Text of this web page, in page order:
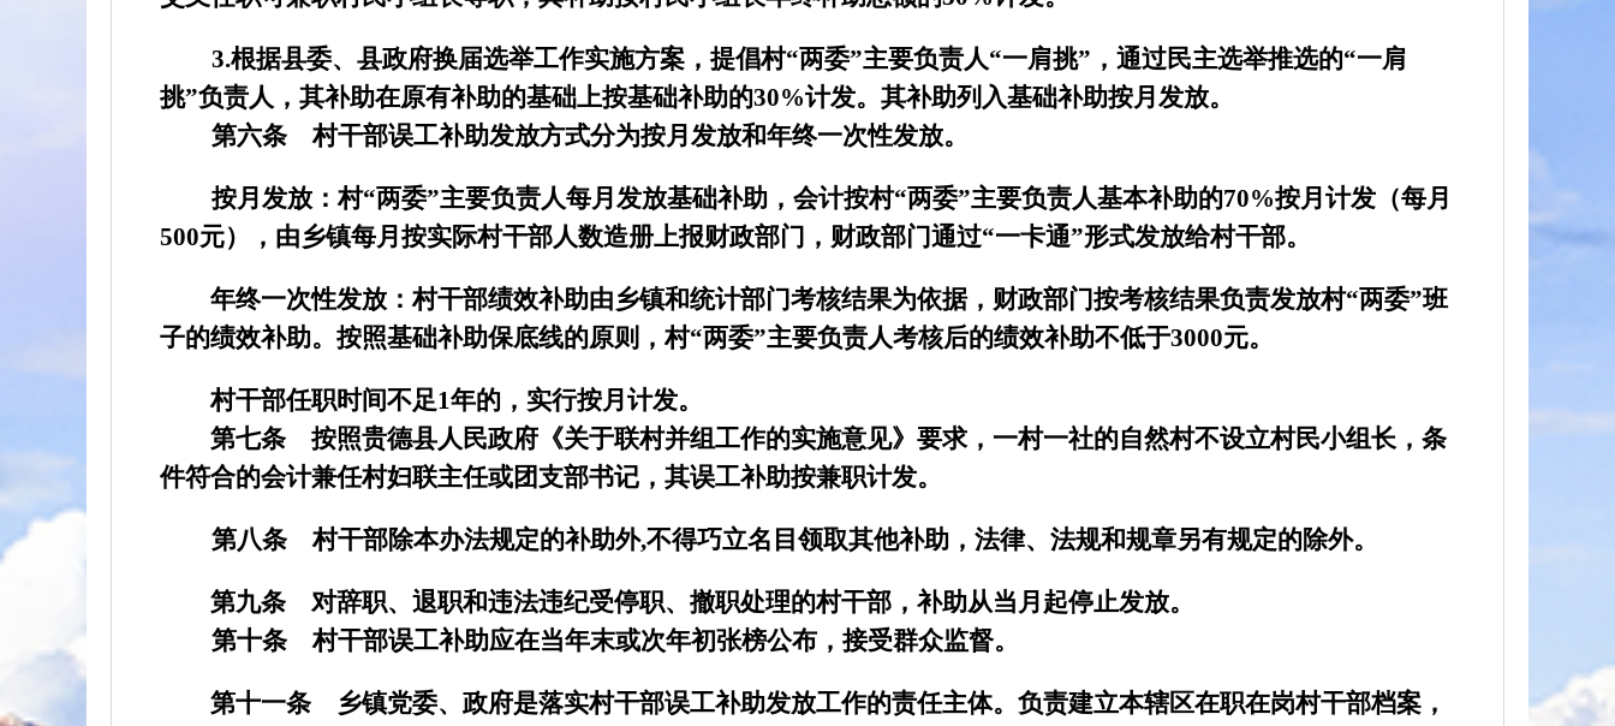
3.根据县委、县政府换届选举工作实施方案，提倡村“两委”主要负责人“一肩挑”，通过民主选举推选的“一肩
挑”负责人，其补助在原有补助的基础上按基础补助的30%计发。其补助列入基础补助按月发放。
第六条
村干部误工补助发放方式分为按月发放和年终一次性发放。
按月发放：村“两委”主要负责人每月发放基础补助，会计按村“两委”主要负责人基本补助的70%按月计发（每月
500元），由乡镇每月按实际村干部人数造册上报财政部门，财政部门通过“一卡通”形式发放给村干部。
年终一次性发放：村干部绩效补助由乡镇和统计部门考核结果为依据，财政部门按考核结果负责发放村“两委”班
子的绩效补助。按照基础补助保底线的原则，村“两委”主要负责人考核后的绩效补助不低于3000元。
村干部任职时间不足1年的，实行按月计发。
第七条
按照贵德县人民政府《关于联村并组工作的实施意见》要求，一村一社的自然村不设立村民小组长，条
件符合的会计兼任村妇联主任或团支部书记，其误工补助按兼职计发。
第八条 村干部除本办法规定的补助外,不得巧立名目领取其他补助，法律、法规和规章另有规定的除外。
第九条
对辞职、退职和违法违纪受停职、撤职处理的村干部，补助从当月起停止发放。
第十条
村干部误工补助应在当年末或次年初张榜公布，接受群众监督。
第十一条
乡镇党委、政府是落实村干部误工补助发放工作的责任主体。负责建立本辖区在职在岗村干部档案，